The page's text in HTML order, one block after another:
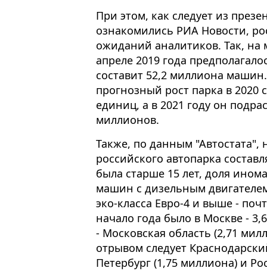
При этом, как следует из
ознакомились РИА Новости,
ожиданий аналитиков. Так, на
апреле 2019 года
составит 52,2 миллиона
прогнозный рост парка в 2020
единиц, а в 2021 году он
миллионов.
Также, по данным "Автостата",
российского автопарка
была старше 15 лет, доля
машин с дизельным
эко-класса Евро-4 и выше -
начало года было в Москве -
- Московская область (2,71
отрывом следует
Петербург (1,75 миллиона) и